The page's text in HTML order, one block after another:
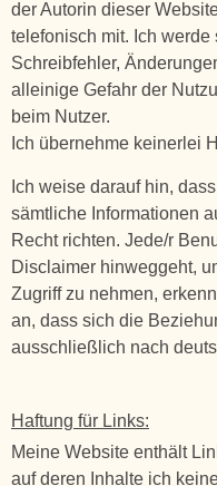
der Autorin dieser
telefonisch mit. Ich werde
Schreibfehler,
alleinige Gefahr der
beim Nutzer.
Ich übernehme keinerlei
Ich weise darauf hin,
sämtliche Informationen
Recht richten. Jede/r
Disclaimer hinweggeht,
Zugriff zu nehmen,
an, dass sich die
ausschließlich nach
Haftung für Links:
Meine Website enthält
auf deren Inhalte ich